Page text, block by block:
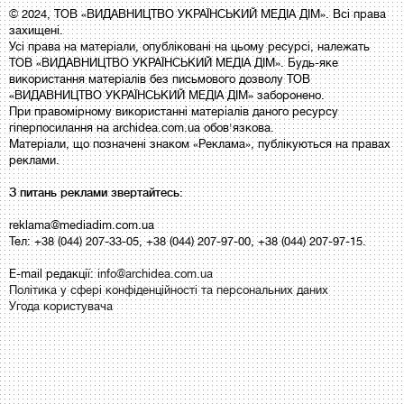
© 2024, ТОВ «ВИДАВНИЦТВО УКРАЇНСЬКИЙ МЕДІА ДІМ». Всі права
захищені.
Усі права на матеріали, опубліковані на цьому ресурсі, належать
ТОВ «ВИДАВНИЦТВО УКРАЇНСЬКИЙ МЕДІА ДІМ». Будь-яке
використання матеріалів без письмового дозволу ТОВ
«ВИДАВНИЦТВО УКРАЇНСЬКИЙ МЕДІА ДІМ» заборонено.
При правомірному використанні матеріалів даного ресурсу
гіперпосилання на archidea.com.ua обов'язкова.
Матеріали, що позначені знаком «Реклама», публікуються на правах
реклами.
З питань реклами звертайтесь:
reklama@mediadim.com.ua
Тел: +38 (044) 207-33-05, +38 (044) 207-97-00, +38 (044) 207-97-15.
E-mail редакції:info@archidea.com.ua
Політика у сфері конфіденційності та персональних даних
Угода користувача